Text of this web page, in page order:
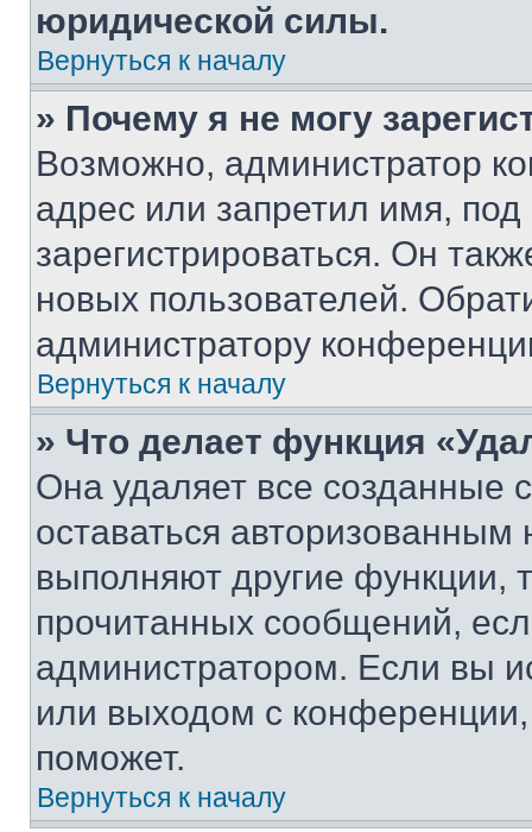
юридической силы.
Вернуться к началу
» Почему я не могу
Возможно, администратор
адрес или запретил имя,
зарегистрироваться. Он
новых пользователей.
администратору
Вернуться к началу
» Что делает функция
Она удаляет все созданные
оставаться
выполняют другие функции,
прочитанных сообщений,
администратором. Если вы
или выходом с
поможет.
Вернуться к началу